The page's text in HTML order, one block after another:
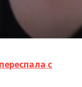
с